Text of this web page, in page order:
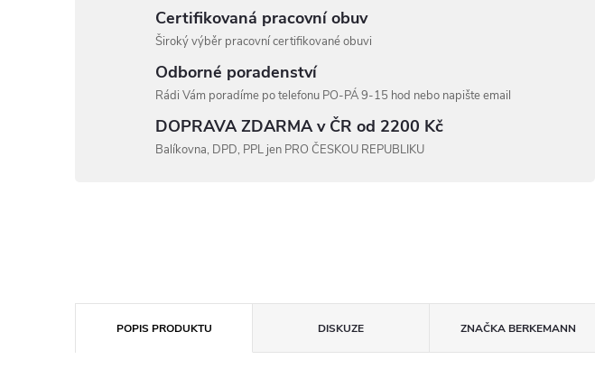
Certifikovaná pracovní obuv
Široký výběr pracovní certifikované obuvi
Odborné poradenství
Rádi Vám poradíme po telefonu PO-PÁ 9-15 hod nebo napište email
DOPRAVA ZDARMA v ČR od 2200 Kč
Balíkovna, DPD, PPL jen PRO ČESKOU REPUBLIKU
POPIS PRODUKTU DISKUZE ZNAČKABERKEMANN